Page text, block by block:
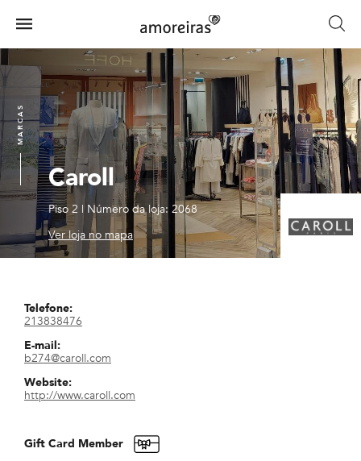
main
content
Home
Menu
Caroll
Piso 2 | Número da loja: 2068
Ver loja no mapa
MARCAS
Telefone:
213838476
E-mail:
b274@caroll.com
Website:
http://www.caroll.com
Gift Card Member